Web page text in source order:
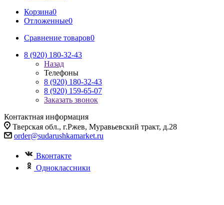
Корзина0
Отложенные0
Сравнение товаров0
8 (920) 180-32-43
Назад
Телефоны
8 (920) 180-32-43
8 (920) 159-65-07
Заказать звонок
Контактная информация
Тверская обл., г.Ржев, Муравьевский тракт, д.28
order@sudarushkamarket.ru
Вконтакте
Одноклассники